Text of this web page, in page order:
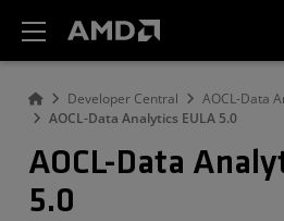
Developer Central
AOCL-Data
AOCL-Data Analytics EULA 5.0
AOCL-Data
5.0